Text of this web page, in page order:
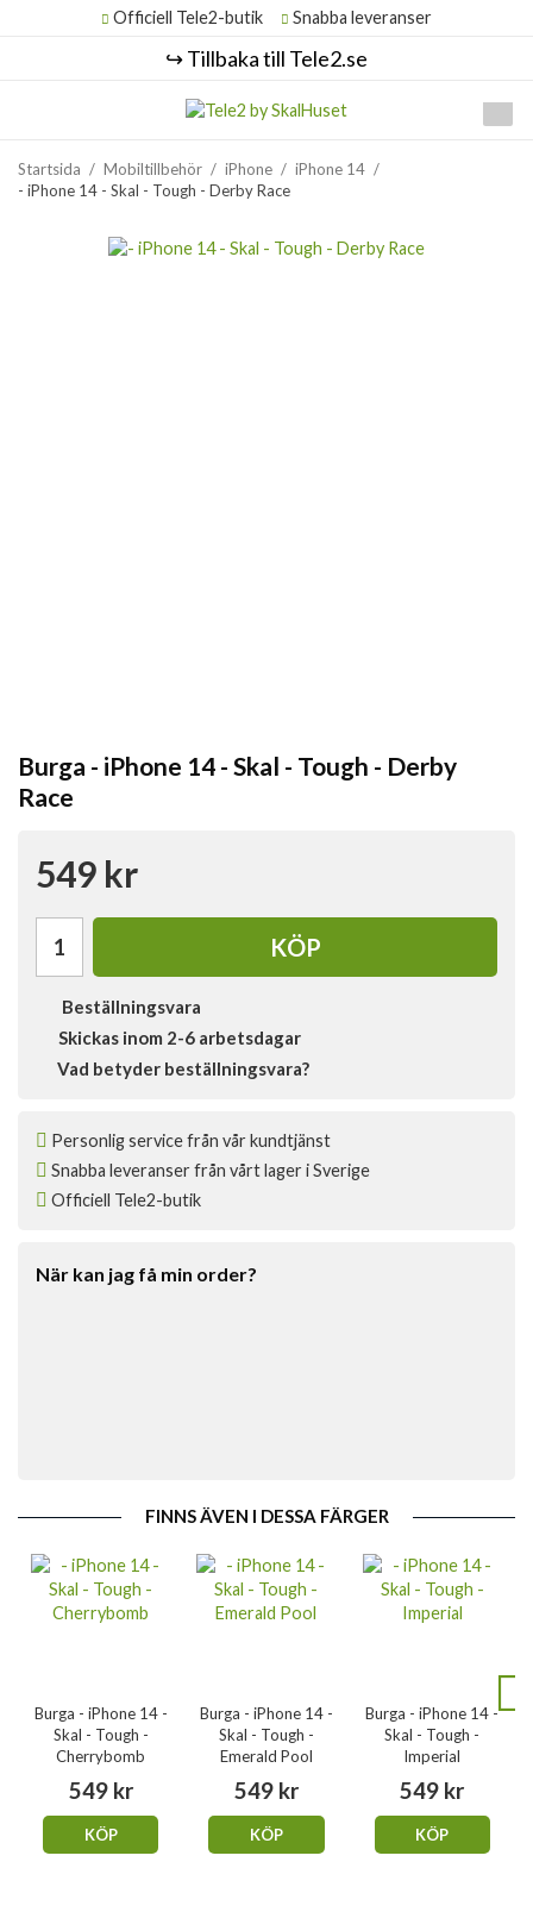
Officiell Tele2-butik Snabba leveranser
↪️ Tillbaka till Tele2.se
Startsida / Mobiltillbehör / iPhone / iPhone 14 /
- iPhone 14 - Skal - Tough - Derby Race
Burga - iPhone 14 - Skal - Tough - Derby
Race
549 kr
KÖP
Beställningsvara
Skickas inom 2-6 arbetsdagar
Vad betyder beställningsvara?
Personlig service från vår kundtjänst
Snabba leveranser från vårt lager i Sverige
Officiell Tele2-butik
När kan jag få min order?
FINNS ÄVEN I DESSA FÄRGER
Burga - iPhone 14 -
Skal - Tough -
Cherrybomb
549 kr
KÖP
Burga - iPhone 14 -
Skal - Tough -
Emerald Pool
549 kr
KÖP
Burga - iPhone 14 -
Skal - Tough -
Imperial
549 kr
KÖP